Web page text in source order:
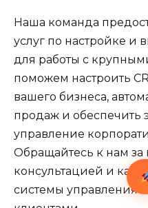
Наша команда
услуг по настройке
для работы с
поможем настроить
вашего бизнеса,
продаж и обеспечить
управление
Обращайтесь к нам
консультацией и
системы управления